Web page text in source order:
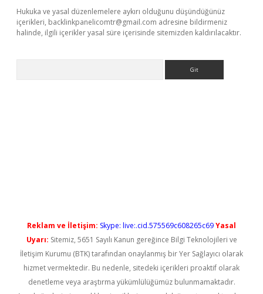
Hukuka ve yasal düzenlemelere aykırı olduğunu düşündüğünüz
içerikleri, backlinkpanelicomtr@gmail.com adresine bildirmeniz
halinde, ilgili içerikler yasal süre içerisinde sitemizden kaldırılacaktır.
Reklam ve İletişim: Skype: live:.cid.575569c608265c69Yasal
Uyarı: Sitemiz, 5651 Sayılı Kanun gereğince Bilgi Teknolojileri ve
İletişim Kurumu (BTK) tarafından onaylanmış bir Yer Sağlayıcı olarak
hizmet vermektedir. Bu nedenle, sitedeki içerikleri proaktif olarak
denetleme veya araştırma yükümlülüğümüz bulunmamaktadır.